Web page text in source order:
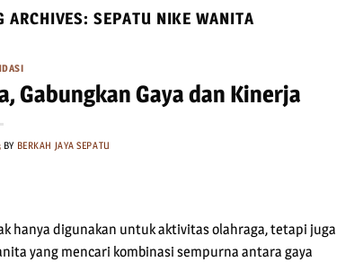
ARCHIVES:SEPATU NIKE WANITA
Gabungkan Gaya dan Kinerja
BY BERKAH JAYA SEPATU
hanya digunakan untuk aktivitas olahraga, tetapi juga
yang mencari kombinasi sempurna antara gaya